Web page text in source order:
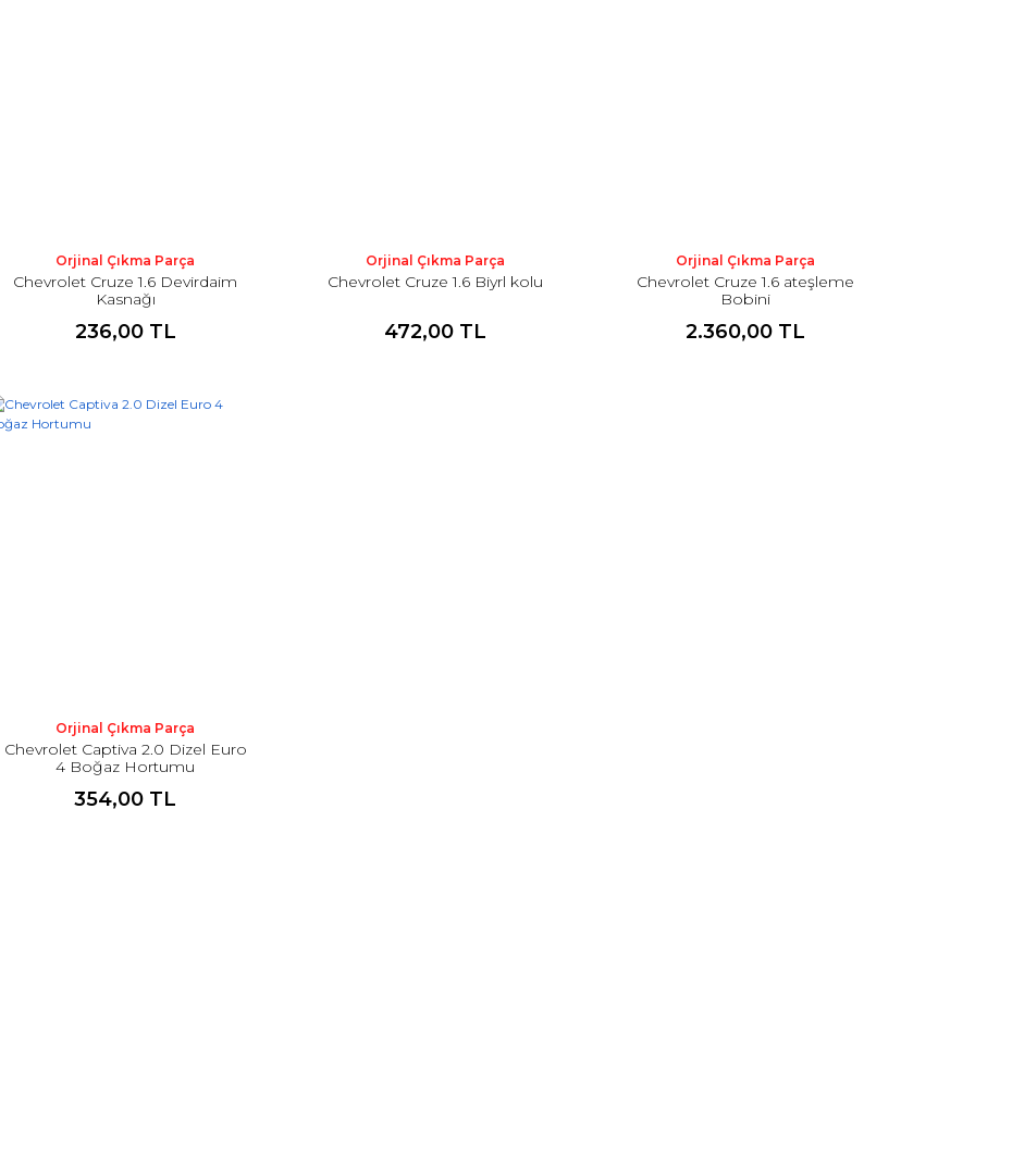
Orjinal Çıkma Parça
Chevrolet Cruze 1.6 Devirdaim
Kasnağı
236,00 TL
Orjinal Çıkma Parça
Chevrolet Cruze 1.6 Biyrl kolu
472,00 TL
Orjinal Çıkma Parça
Chevrolet Cruze 1.6 ateşleme
Bobini
2.360,00 TL
Orjinal Çıkma Parça
Chevrolet Captiva 2.0 Dizel Euro
4 Boğaz Hortumu
354,00 TL